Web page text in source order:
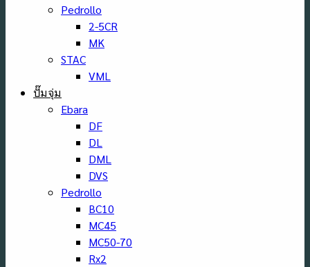
Pedrollo
2-5CR
MK
STAC
VML
ปั๊มจุ่ม
Ebara
DF
DL
DML
DVS
Pedrollo
BC10
MC45
MC50-70
Rx2